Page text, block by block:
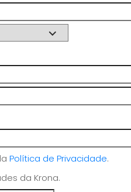
Política de Privacidade.
da Krona.